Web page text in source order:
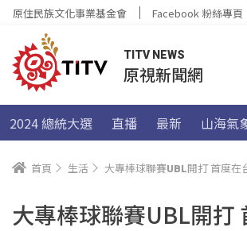
原住民族文化事業基金會 Facebook 粉絲專頁
TITV NEWS
原視新聞網
2024 總統大選 直播 最新 山海氣
首頁 生活 大專棒球聯賽UBL開打 首度在
大專棒球聯賽UBL開打